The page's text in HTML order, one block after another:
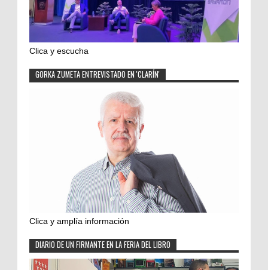
Clica y escucha
GORKA ZUMETA ENTREVISTADO EN 'CLARÍN'
Clica y amplía información
DIARIO DE UN FIRMANTE EN LA FERIA DEL LIBRO